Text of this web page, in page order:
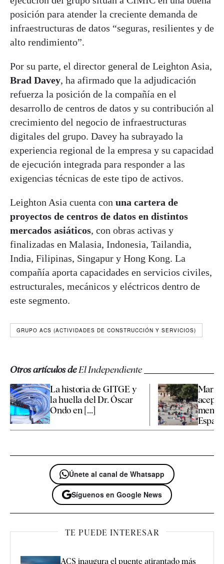
posición para atender la creciente demanda de
infraestructuras de datos “seguras, resilientes y de
alto rendimiento”.
Por su parte, el director general de Leighton Asia,
Brad Davey, ha afirmado que la adjudicación
refuerza la posición de la compañía en el
desarrollo de centros de datos y su contribución al
crecimiento del negocio de infraestructuras
digitales del grupo. Davey ha subrayado la
experiencia regional de la empresa y su capacidad
de ejecución integrada para responder a las
exigencias técnicas de este tipo de activos.
Leighton Asia cuenta con una cartera de
proyectos de centros de datos en distintos
mercados asiáticos, con obras activas y
finalizadas en Malasia, Indonesia, Tailandia,
India, Filipinas, Singapur y Hong Kong. La
compañía aporta capacidades en servicios civiles,
estructurales, mecánicos y eléctricos dentro de
este segmento.
GRUPO ACS (ACTIVIDADES DE CONSTRUCCIÓN Y SERVICIOS)
Otros artículos deEl Independiente
La historia de GITGE y
la huella del Dr. Óscar
Ondo en [...]
Únete al canal de Whatsapp
Síguenos en Google News
TE PUEDE INTERESAR
ACS inaugura el puente atirantado más